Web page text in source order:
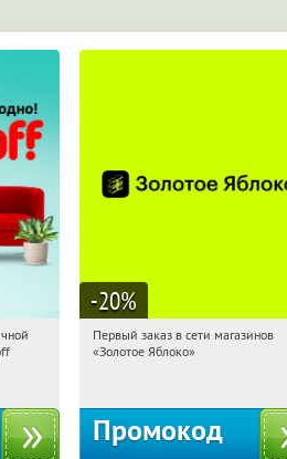
-20%
12:01:37
Получи
Первый заказ в сети магазинов
«Золотое Яблоко»
Промокод